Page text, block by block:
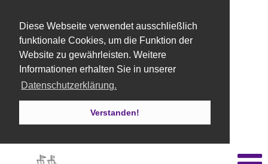
Diese Webseite verwendet ausschließlich
funktionale Cookies, um die Funktion der
Website zu gewährleisten. Weitere
Informationen erhalten Sie in unserer
Datenschutzerklärung.
Verstanden!